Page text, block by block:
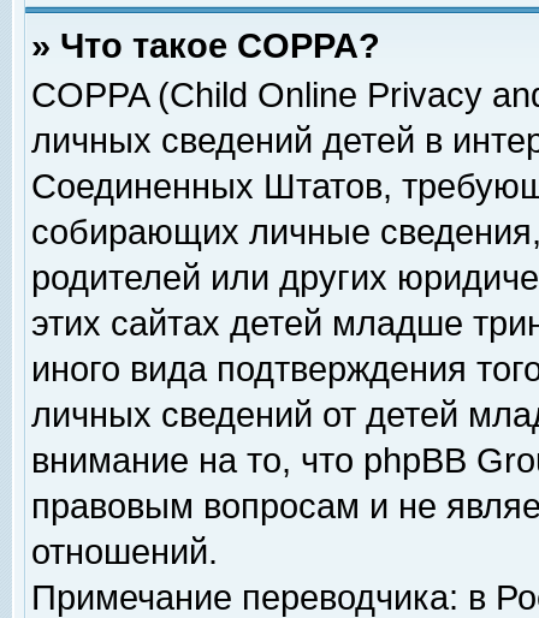
» Что такое COPPA?
COPPA (Child Online Privacy
личных сведений детей в
Соединенных Штатов,
собирающих личные
родителей или других
этих сайтах детей младше
иного вида подтверждения
личных сведений от детей
внимание на то, что phpBB
правовым вопросам и не
отношений.
Примечание переводчика: в